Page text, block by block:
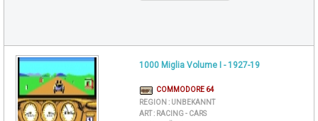
1000 Miglia Volume I - 1927-19
COMMODORE 64
REGION : UNBEKANNT
ART : RACING - CARS